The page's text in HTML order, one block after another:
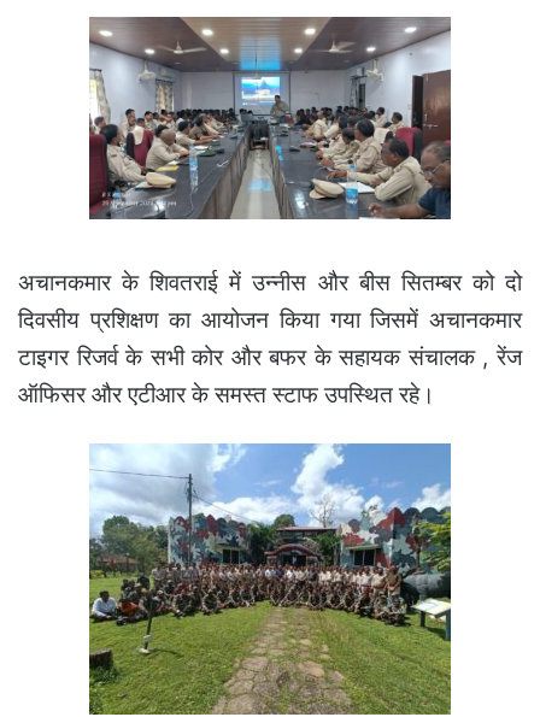
अचानकमार के शिवतराई में उन्नीस और बीस सितम्बर को दो
दिवसीय प्रशिक्षण का आयोजन किया गया जिसमें अचानकमार
टाइगर रिजर्व के सभी कोर और बफर के सहायक संचालक , रेंज
ऑफिसर और एटीआर के समस्त स्टाफ उपस्थित रहे।